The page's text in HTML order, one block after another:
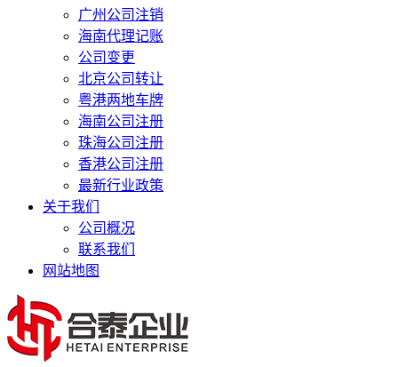
广州公司注销
海南代理记账
公司变更
北京公司转让
粤港两地车牌
海南公司注册
珠海公司注册
香港公司注册
最新行业政策
关于我们
公司概况
联系我们
网站地图